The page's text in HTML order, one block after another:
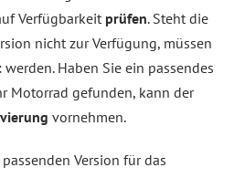
Verfügbarkeit prüfen. Steht die
nicht zur Verfügung, müssen
werden. Haben Sie ein passendes
Motorrad gefunden, kann der
vornehmen.
Version für das